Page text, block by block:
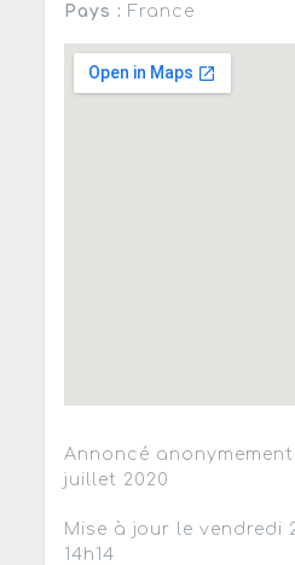
Pays : France
Annoncé
juillet 2020
Mise à jour le vendredi
14h14